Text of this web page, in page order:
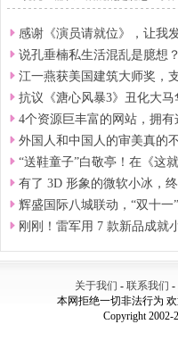
感谢《演员请就位》，让我
说孔垂楠私生活混乱是臆想
江一燕获美国建筑大师奖，
抗议《溏心风暴3》丑化大马
4个资源巨丰富的网站，拥有
外国人和中国人的审美真的
“送鞋童子”白敬亭！在《这
有了 3D 形象的微软小冰，终
辉盛国际八城联动，“双十一
刚刚！雷军用 7 款新品成就
关于我们 - 联系我们 -
本网拒绝一切非法行为
Copyright 2002-